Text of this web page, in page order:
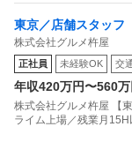
東京／店舗スタッフ
業月15H以下／新店
株式会社グルメ杵屋
正社員 未経験OK 交
年収420万円〜560万
株式会社グルメ杵屋 【
ライム上場／残業月15H